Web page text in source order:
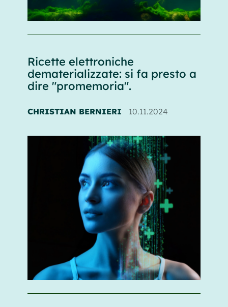
Ricette elettroniche
dematerializzate: si fa presto a
dire "promemoria".
CHRISTIAN BERNIERI 10.11.2024